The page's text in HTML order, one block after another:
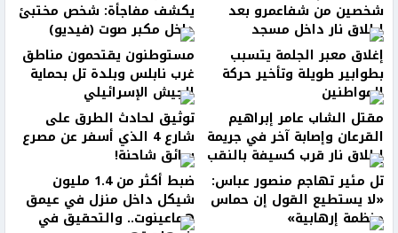
شخصين من شفاعمرو بعد
إطلاق نار داخل مسجد
يكشف مفاجأة: شخص مختبئ
داخل مكبر صوت (فيديو)
إغلاق معبر الجلمة يتسبب
بطوابير طويلة وتأخير حركة
المواطنين
مستوطنون يقتحمون مناطق
غرب نابلس وبلدة تل بحماية
الجيش الإسرائيلي
مقتل الشاب عامر إبراهيم
القرعان وإصابة آخر في جريمة
إطلاق نار قرب كسيفة بالنقب
توثيق لحادث الطرق على
شارع 4 الذي أسفر عن مصرع
سائق شاحنة!
تل مئير تهاجم منصور عباس:
«لا يستطيع القول إن حماس
منظمة إرهابية»
ضبط أكثر من 1.4 مليون
شيكل داخل منزل في عيمق
هماعينوت.. والتحقيق في